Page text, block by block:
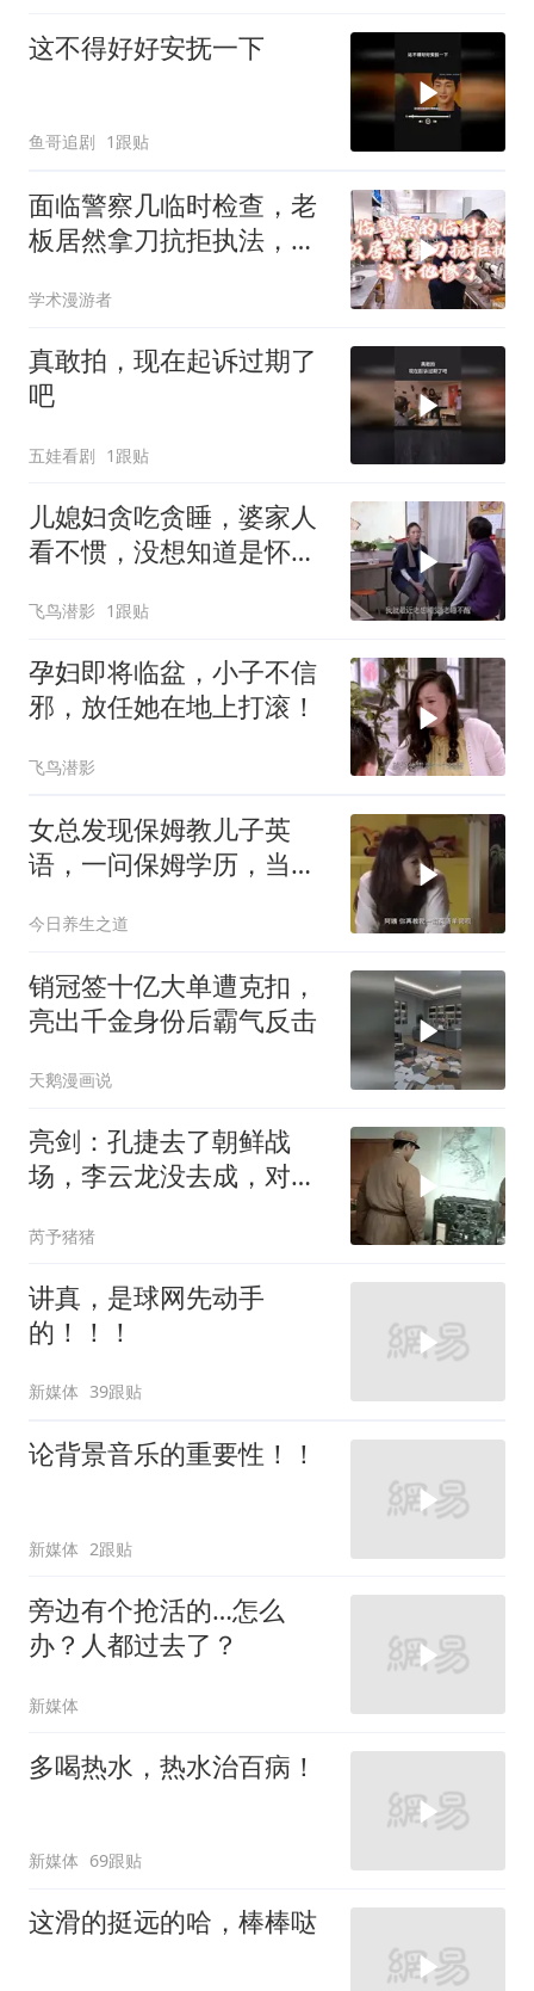
这不得好好安抚一下
鱼哥追剧 1跟贴
面临警察几临时检查，老
板居然拿刀抗拒执法，这
学术漫游者
真敢拍，现在起诉过期了
吧
五娃看剧 1跟贴
儿媳妇贪吃贪睡，婆家人
看不惯，没想知道是怀孕
飞鸟潜影 1跟贴
孕妇即将临盆，小子不信
邪，放任她在地上打滚！
飞鸟潜影
女总发现保姆教儿子英
语，一问保姆学历，当场
今日养生之道
销冠签十亿大单遭克扣，
亮出千金身份后霸气反击
天鹅漫画说
亮剑：孔捷去了朝鲜战
场，李云龙没去成，对他
芮予猪猪
讲真，是球网先动手
的！！！
新媒体 39跟贴
论背景音乐的重要性！！
新媒体 2跟贴
旁边有个抢活的…怎么
办？人都过去了？
新媒体
多喝热水，热水治百病！
新媒体 69跟贴
这滑的挺远的哈，棒棒哒